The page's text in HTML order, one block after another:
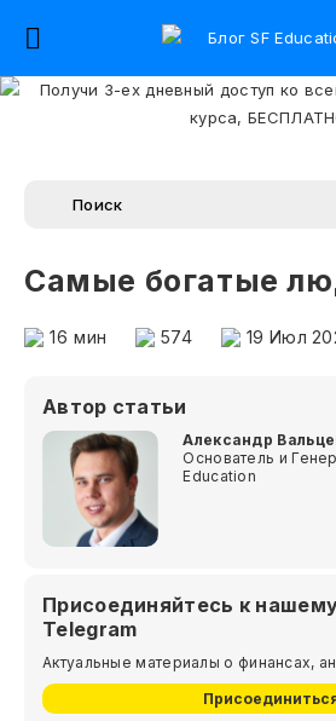
Самые богатые
16 мин 574 19 Июл
Автор статьи
Александр
Основатель и
Education
Присоединяйтесь к
Telegram
Актуальные материалы о финансах,